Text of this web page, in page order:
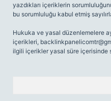
yazdıkları içeriklerin
bu sorumluluğu kabul etmiş
Hukuka ve yasal düzenlemelere
içerikleri,
ilgili içerikler yasal süre içerisinde